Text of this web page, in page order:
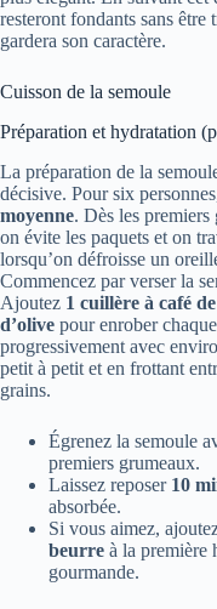
resteront fondants sans être
gardera son caractère.
Cuisson de la semoule
Préparation et hydratation
La préparation de la
décisive. Pour six
moyenne. Dès les premiers
on évite les paquets et on
lorsqu’on défroisse un
Commencez par verser la
Ajoutez 1 cuillère à café
d’olive pour enrober
progressivement avec
petit à petit et en frottant
grains.
Égrenez la semoule
premiers grumeaux.
Laissez reposer 10
absorbée.
Si vous aimez,
beurre à la première
gourmande.